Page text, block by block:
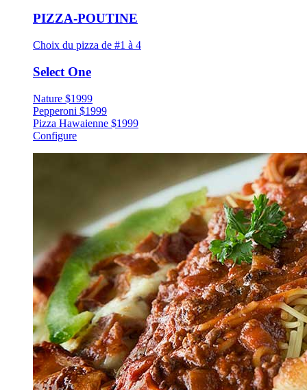
PIZZA-POUTINE
Choix du pizza de #1 à 4
Select One
Nature $1999
Pepperoni $1999
Pizza Hawaienne $1999
Configure